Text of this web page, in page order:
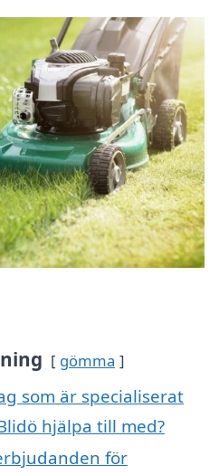
gömma
som är specialiserat
hjälpa till med?
för